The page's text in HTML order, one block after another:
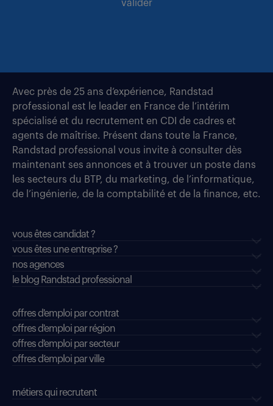
valider
Avec près de 25 ans d’expérience, Randstad
professional est le leader en France de l’intérim
spécialisé et du recrutement en CDI de cadres et
agents de maîtrise. Présent dans toute la France,
Randstad professional vous invite à consulter dès
maintenant ses annonces et à trouver un poste dans
les secteurs du BTP, du marketing, de l’informatique,
de l’ingénierie, de la comptabilité et de la finance, etc.
vous êtes candidat ?
vous êtes une entreprise ?
nos agences
le blog Randstad professional
offres d'emploi par contrat
offres d'emploi par région
offres d'emploi par secteur
offres d’emploi par ville
métiers qui recrutent